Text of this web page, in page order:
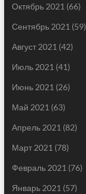
Октябрь 2021 (66)
Сентябрь 2021 (59)
Август 2021 (42)
Июль 2021 (41)
Июнь 2021 (26)
Май 2021 (63)
Апрель 2021 (82)
Март 2021 (78)
Февраль 2021 (76)
Январь 2021 (57)